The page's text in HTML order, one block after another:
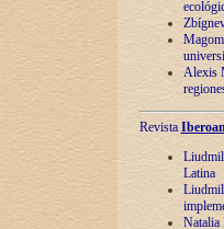
Alexis
Revista
Latina
Natalia